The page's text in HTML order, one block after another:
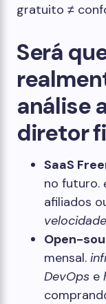
gratuito ≠
Será
análise
diretor
SaaS
no futuro.
afiliados
velocidade
Open-
mensal.
DevOps e